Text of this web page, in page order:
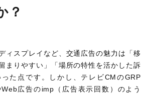
？
ィスプレイなど、交通広告の魅力は「移
まりやすい」「場所の特性を活かした訴
た点です。しかし、テレビCMのGRP
Web広告のimp（広告表示回数）のよう